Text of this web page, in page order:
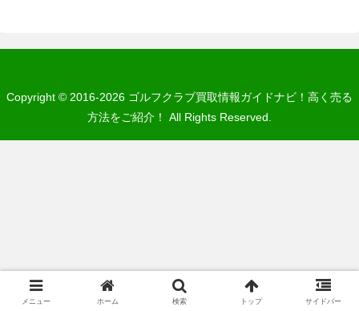
Copyright © 2016-2026 ゴルフクラブ買取情報ガイドナビ！高く売る
方法をご紹介！ All Rights Reserved.
メニュー ホーム 検索 トップ サイドバー